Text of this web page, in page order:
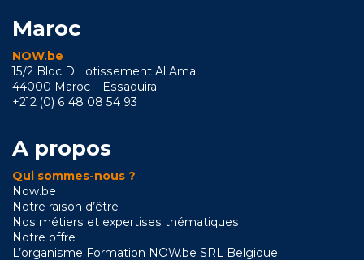
Maroc
NOW.be
15/2 Bloc D Lotissement Al Amal
44000 Maroc – Essaouira
+212 (0) 6 48 08 54 93
A propos
Qui sommes-nous ?
Now.be
Notre raison d’être
Nos métiers et expertises thématiques
Notre offre
L’organisme Formation NOW.be SRL Belgique